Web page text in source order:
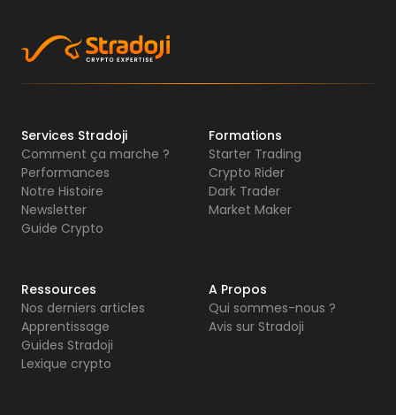
Services Stradoji
Comment ça marche ?
Performances
Notre Histoire
Newsletter
Guide Crypto
Formations
Starter Trading
Crypto Rider
Dark Trader
Market Maker
Ressources
Nos derniers articles
Apprentissage
Guides Stradoji
Lexique crypto
A Propos
Qui sommes-nous ?
Avis sur Stradoji